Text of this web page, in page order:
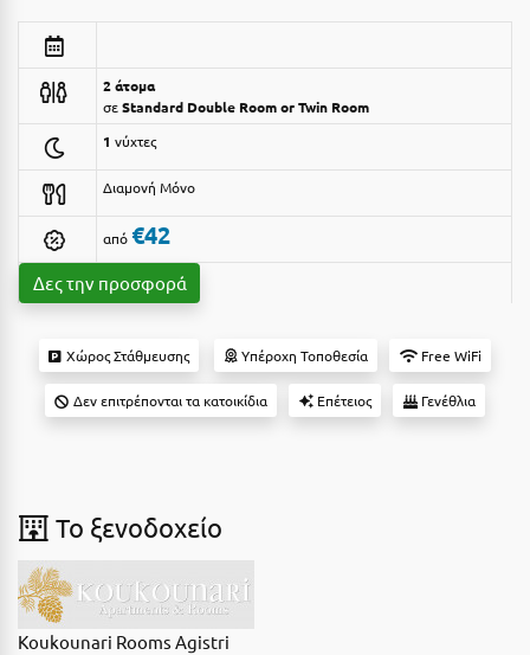
Αρκίτσα
Αρτέμιδα
Αρχαία Ολυμπία
Αστυπάλαια
Αττική
Αχαΐα
Βόλος
Βραχάτι Κορινθίας
Βυτίνα
Ξενοδοχεία 3 Αστέρων
Ξενοδοχεία 4 Αστέρων
Ενοικιαζόμενα Δωμάτια
Διαμερίσματα
Studios
Boutique Hotels
Suites
Δες όλες τις προσφορές
2 άτομα
σεStandard Double Room or Twin Room
1 νύχτες
Διαμονή Μόνο
από €42
Δες την προσφορά
Χώρος Στάθμευσης Υπέροχη Τοποθεσία Free WiFi
Δεν επιτρέπονται τα κατοικίδια Επέτειος Γενέθλια
To ξενοδοχείο
Koukounari Rooms Agistri